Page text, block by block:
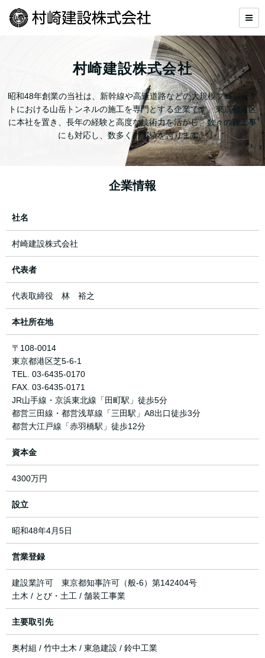
村崎建設株式会社
昭和48年創業の当社は、新幹線や高速道路などの大規模プロジェク
トにおける山岳トンネルの施工を専門とする企業です。東京都港区
に本社を置き、長年の経験と高度な技術力を活かし、数々の難工事
にも対応し、数多くの実績を誇ります。
企業情報
社名
村崎建設株式会社
代表者
代表取締役 林 裕之
本社所在地
〒108-0014
東京都港区芝5-6-1
TEL. 03-6435-0170
FAX. 03-6435-0171
JR山手線・京浜東北線「田町駅」徒歩5分
都営三田線・都営浅草線「三田駅」A8出口徒歩3分
都営大江戸線「赤羽橋駅」徒歩12分
資本金
4300万円
設立
昭和48年4月5日
営業登録
建設業許可 東京都知事許可（般-6）第142404号
土木 / とび・土工 / 舗装工事業
主要取引先
奥村組 / 竹中土木 / 東急建設 / 鈴中工業